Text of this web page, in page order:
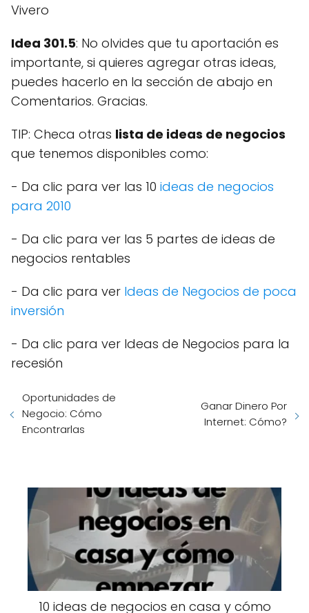
Vivero
Idea 301.5: No olvides que tu aportación es
importante, si quieres agregar otras ideas,
puedes hacerlo en la sección de abajo en
Comentarios. Gracias.
TIP: Checa otras lista de ideas de negocios
que tenemos disponibles como:
- Da clic para ver las 10 ideas de negocios
para 2010
- Da clic para ver las 5 partes de ideas de
negocios rentables
- Da clic para ver Ideas de Negocios de poca
inversión
- Da clic para ver Ideas de Negocios para la
recesión
Oportunidades de
Negocio: Cómo
Encontrarlas
Ganar Dinero Por
Internet: Cómo?
10 ideas de negocios en casa y cómo